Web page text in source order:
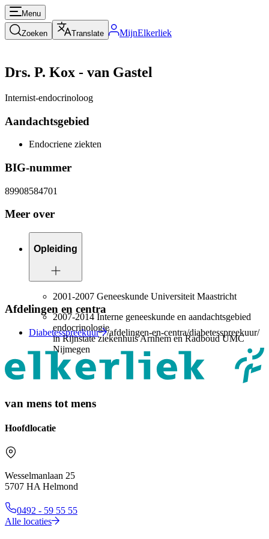
Menu
Zoeken Translate MijnElkerliek
Drs. P. Kox - van Gastel
Internist-endocrinoloog
Aandachtsgebied
Endocriene ziekten
BIG-nummer
89908584701
Meer over
Opleiding
2001-2007 Geneeskunde Universiteit Maastricht
2007-2014 Interne geneeskunde en aandachtsgebied
endocrinologie
in Rijnstate ziekenhuis Arnhem en Radboud UMC
Nijmegen
Afdelingen en centra
Diabetesspreekuur /afdelingen-en-centra/diabetesspreekuur/
van mens tot mens
Hoofdlocatie
Wesselmanlaan 25
5707 HA Helmond
0492 - 59 55 55
Alle locaties